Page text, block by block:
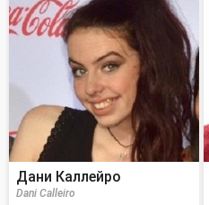
Дани Каллейро
Dani Calleiro